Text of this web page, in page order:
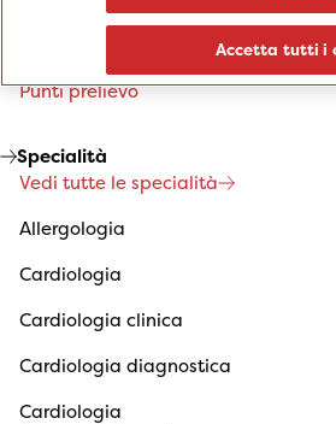
Punti prelievo
Specialità
Vedi tutte le specialità
Allergologia
Cardiologia
Cardiologia clinica
Cardiologia diagnostica
Cardiologia
Accetta tutti i